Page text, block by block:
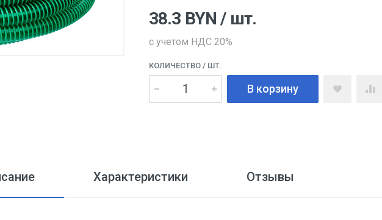
38.3 BYN / шт.
с учетом НДС 20%
КОЛИЧЕСТВО / ШТ.
В корзину
Характеристики Отзывы